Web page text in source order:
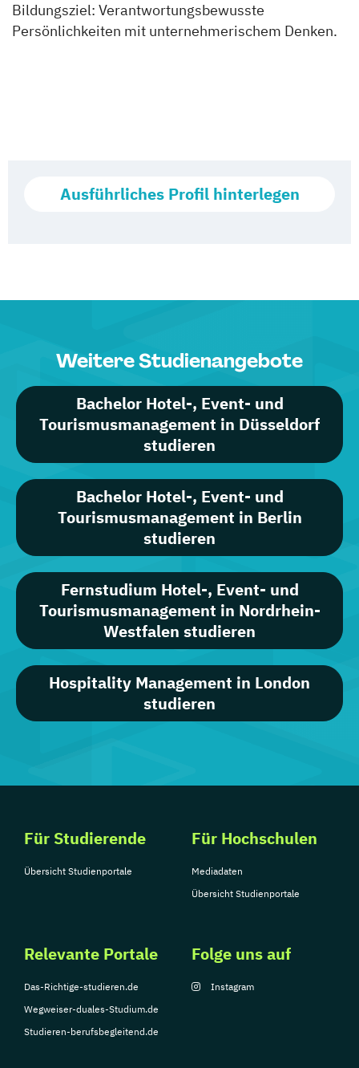
Bildungsziel: Verantwortungsbewusste
Persönlichkeiten mit unternehmerischem Denken.
Ausführliches Profil hinterlegen
Weitere Studienangebote
Bachelor Hotel-, Event- und
Tourismusmanagement in Düsseldorf
studieren
Bachelor Hotel-, Event- und
Tourismusmanagement in Berlin
studieren
Fernstudium Hotel-, Event- und
Tourismusmanagement in Nordrhein-
Westfalen studieren
Hospitality Management in London
studieren
Für Studierende
Übersicht Studienportale
Für Hochschulen
Mediadaten
Übersicht Studienportale
Relevante Portale
Das-Richtige-studieren.de
Wegweiser-duales-Studium.de
Studieren-berufsbegleitend.de
Folge uns auf
Instagram